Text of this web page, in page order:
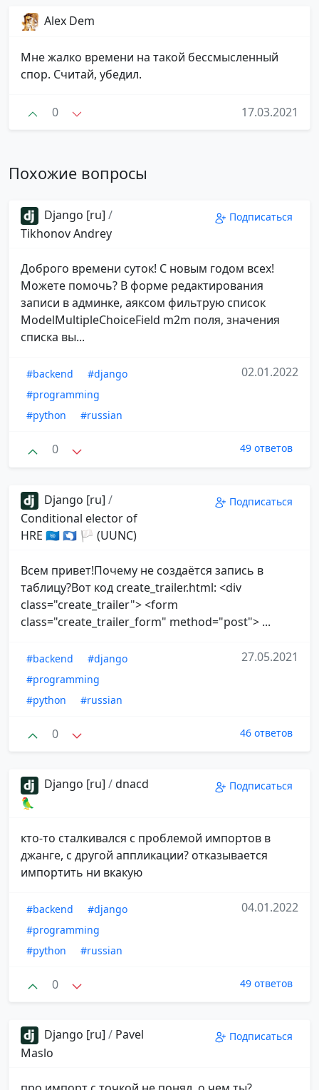
Alex Dem
Мне жалко времени на такой бессмысленный
спор. Считай, убедил.
0 17.03.2021
Похожие вопросы
Django [ru] /
Tikhonov Andrey
Подписаться
Доброго времени суток! С новым годом всех!
Можете помочь? В форме редактирования
записи в админке, аяксом фильтрую список
ModelMultipleChoiceField m2m поля, значения
списка вы...
#backend
#django
#programming
#python
#russian
02.01.2022
0 49 ответов
Django [ru] /
Conditional elector of
HRE 🇺🇳 🇦🇶 🏳 (UUNC)
Подписаться
Всем привет!Почему не создаётся запись в
таблицу?Вот код create_trailer.html: <div
class="create_trailer"> <form
class="create_trailer_form" method="post"> ...
#backend
#django
#programming
#python
#russian
27.05.2021
0 46 ответов
Django [ru] /dnacd
🦜
Подписаться
кто-то сталкивался с проблемой импортов в
джанге, с другой аппликации? отказывается
импортить ни вкакую
#backend
#django
#programming
#python
#russian
04.01.2022
0 49 ответов
Django [ru] / Pavel
Maslo
Подписаться